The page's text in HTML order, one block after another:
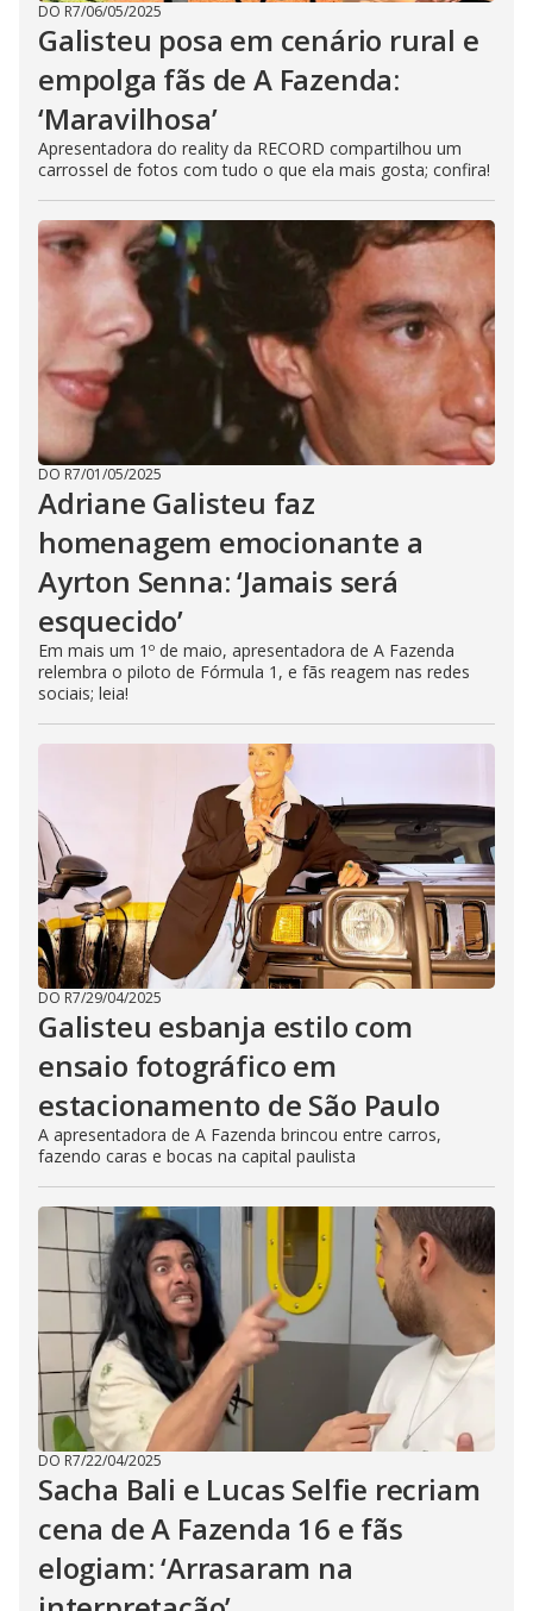
DO R7/06/05/2025
Galisteu posa em cenário rural e
empolga fãs de A Fazenda:
‘Maravilhosa’
Apresentadora do reality da RECORD compartilhou um
carrossel de fotos com tudo o que ela mais gosta; confira!
DO R7/01/05/2025
Adriane Galisteu faz
homenagem emocionante a
Ayrton Senna: ‘Jamais será
esquecido’
Em mais um 1º de maio, apresentadora de A Fazenda
relembra o piloto de Fórmula 1, e fãs reagem nas redes
sociais; leia!
DO R7/29/04/2025
Galisteu esbanja estilo com
ensaio fotográfico em
estacionamento de São Paulo
A apresentadora de A Fazenda brincou entre carros,
fazendo caras e bocas na capital paulista
DO R7/22/04/2025
Sacha Bali e Lucas Selfie recriam
cena de A Fazenda 16 e fãs
elogiam: ‘Arrasaram na